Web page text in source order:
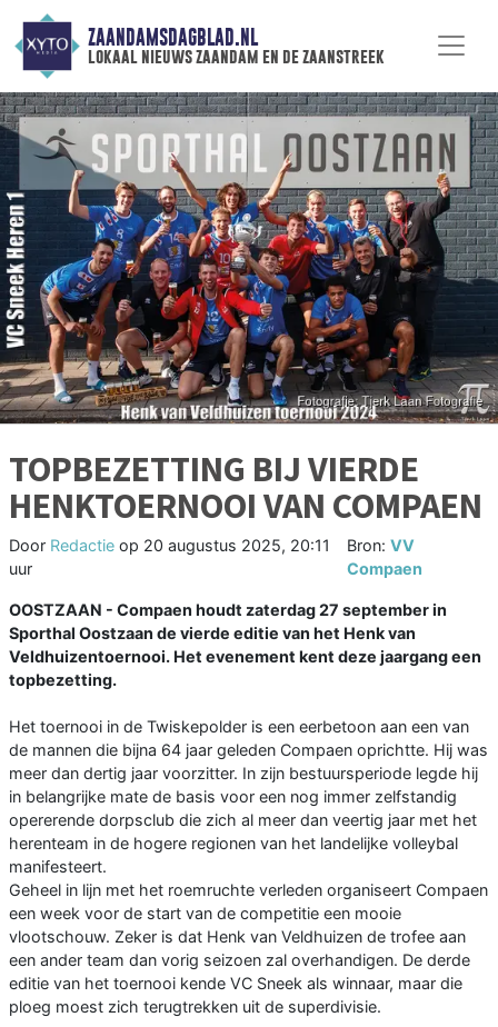
ZAANDAMSDAGBLAD.NL
lokaal nieuws zaandam en de zaanstreek
TOPBEZETTING BIJ VIERDE
HENKTOERNOOI VAN COMPAEN
Door Redactie op 20 augustus 2025, 20:11
uur
Bron:VV
Compaen
OOSTZAAN - Compaen houdt zaterdag 27 september in
Sporthal Oostzaan de vierde editie van het Henk van
Veldhuizentoernooi. Het evenement kent deze jaargang een
topbezetting.
Het toernooi in de Twiskepolder is een eerbetoon aan een van
de mannen die bijna 64 jaar geleden Compaen oprichtte. Hij was
meer dan dertig jaar voorzitter. In zijn bestuursperiode legde hij
in belangrijke mate de basis voor een nog immer zelfstandig
opererende dorpsclub die zich al meer dan veertig jaar met het
herenteam in de hogere regionen van het landelijke volleybal
manifesteert.
Geheel in lijn met het roemruchte verleden organiseert Compaen
een week voor de start van de competitie een mooie
vlootschouw. Zeker is dat Henk van Veldhuizen de trofee aan
een ander team dan vorig seizoen zal overhandigen. De derde
editie van het toernooi kende VC Sneek als winnaar, maar die
ploeg moest zich terugtrekken uit de superdivisie.